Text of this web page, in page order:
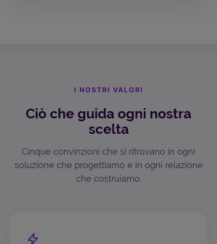
I NOSTRI VALORI
Ciò che guida ogni nostra
scelta
Cinque convinzioni che si ritrovano in ogni
soluzione che progettiamo e in ogni relazione
che costruiamo.